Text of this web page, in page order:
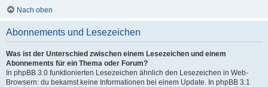
Nach oben
Abonnements und Lesezeichen
Was ist der Unterschied zwischen einem Lesezeichen und einem
Abonnements für ein Thema oder Forum?
In phpBB 3.0 funktionierten Lesezeichen ähnlich den Lesezeichen in Web-
Browsern: du bekamst keine Informationen bei einem Update. In phpBB 3.1